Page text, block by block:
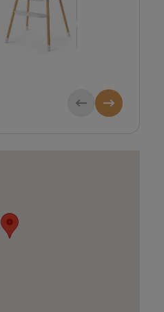
(Llegada)
5 a 6
63€ / Reserva